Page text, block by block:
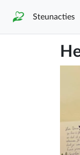
Steunacties